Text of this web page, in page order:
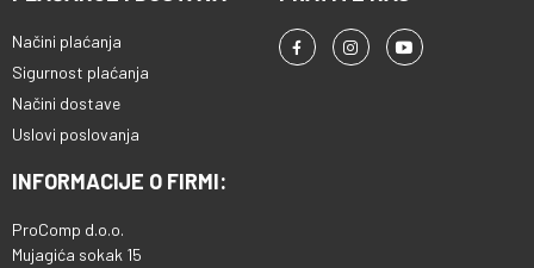
Načini plaćanja
Sigurnost plaćanja
Načini dostave
Uslovi poslovanja
INFORMACIJE O FIRMI:
ProComp d.o.o.
Mujagića sokak 15